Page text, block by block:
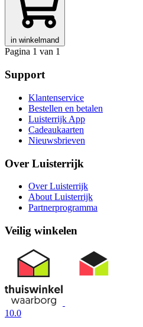
in winkelmand
Pagina 1 van 1
Support
Klantenservice
Bestellen en betalen
Luisterrijk App
Cadeaukaarten
Nieuwsbrieven
Over Luisterrijk
Over Luisterrijk
About Luisterrijk
Partnerprogramma
Veilig winkelen
10.0